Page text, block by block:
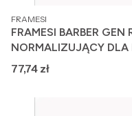
PRODUCENT
FRAMESI
FRAMESI BARBER
NORMALIZUJĄCY
Cena
77,74 zł